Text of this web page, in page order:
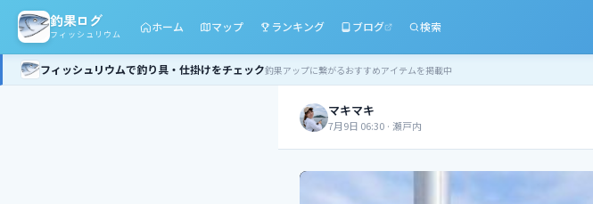
釣果ログ
フィッシュリウム
ホーム マップ ランキング ブログ 検索
フィッシュリウムで釣り具・仕掛けをチェック釣果アップに繋がるおすすめアイテムを掲載中
マキマキ
7月9日 06:30 · 瀬戸内